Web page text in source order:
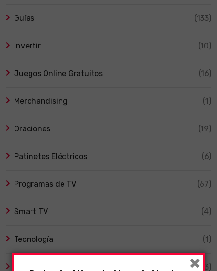
Guías (133)
Invertir (10)
Juegos Online Gratuitos (16)
Merchandising (1)
Oraciones (19)
Patinetes Eléctricos (6)
Programas de TV (67)
Smart TV (4)
Tecnología (1)
(3)
×